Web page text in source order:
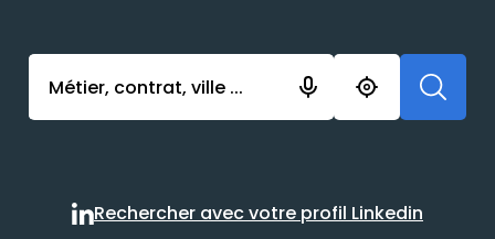
Activer l’élément pour lancer l’enregistrement.
Rechercher avec votre
Rechercher avec votre profil Linkedin